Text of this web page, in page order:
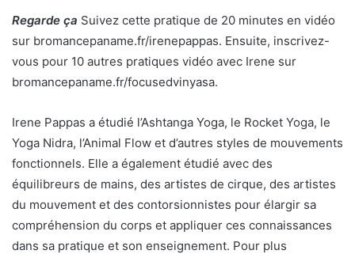
Regarde ça Suivez cette pratique de 20 minutes en vidéo
sur bromancepaname.fr/irenepappas. Ensuite, inscrivez-
vous pour 10 autres pratiques vidéo avec Irene sur
bromancepaname.fr/focusedvinyasa.
Irene Pappas a étudié l’Ashtanga Yoga, le Rocket Yoga, le
Yoga Nidra, l’Animal Flow et d’autres styles de mouvements
fonctionnels. Elle a également étudié avec des
équilibreurs de mains, des artistes de cirque, des artistes
du mouvement et des contorsionnistes pour élargir sa
compréhension du corps et appliquer ces connaissances
dans sa pratique et son enseignement. Pour plus